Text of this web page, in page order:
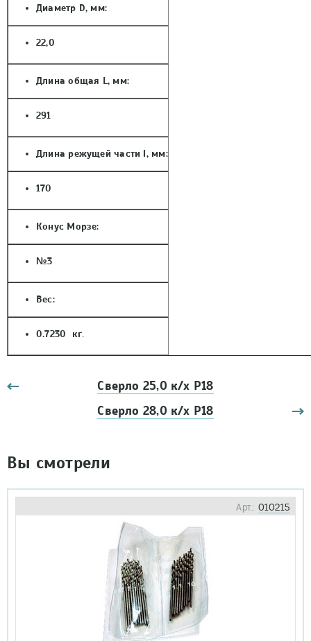
Диаметр D, мм:
22,0
Длина общая L, мм:
291
Длина режущей части l, мм:
170
Конус Морзе:
№3
Вес:
0.7230 кг.
Сверло 25,0 к/х Р18
Сверло 28,0 к/х Р18
Вы смотрели
Арт.: 010215